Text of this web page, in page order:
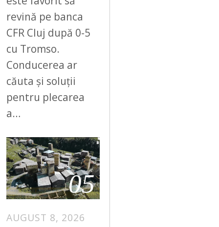
revină pe banca
CFR Cluj după 0-5
cu Tromso.
Conducerea ar
căuta și soluții
pentru plecarea
a…
05
AUGUST 8, 2026